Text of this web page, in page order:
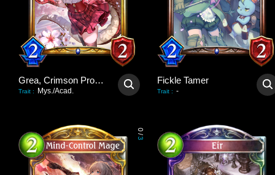
Grea, Crimson Promise
Trait : Mys./Acad.
Fickle Tamer
Trait : -
0
/
3